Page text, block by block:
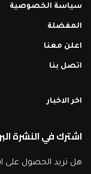
سياسة الخصوصية
المفضلة
اعلن معنا
اتصل بنا
اخر الاخبار
اشترك في النشرة
هل تريد الحصول على